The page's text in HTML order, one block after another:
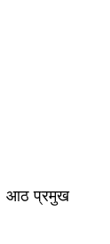
आठ प्रमुख